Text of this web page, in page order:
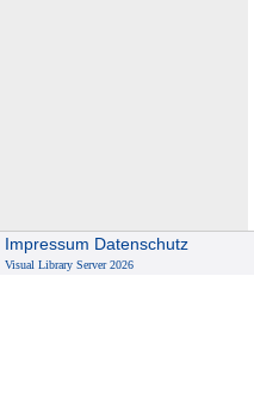
Impressum Datenschutz
Visual Library Server 2026